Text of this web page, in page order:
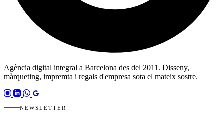
Agència digital integral a Barcelona des del 2011. Disseny,
màrqueting, impremta i regals d'empresa sota el mateix sostre.
NEWSLETTER